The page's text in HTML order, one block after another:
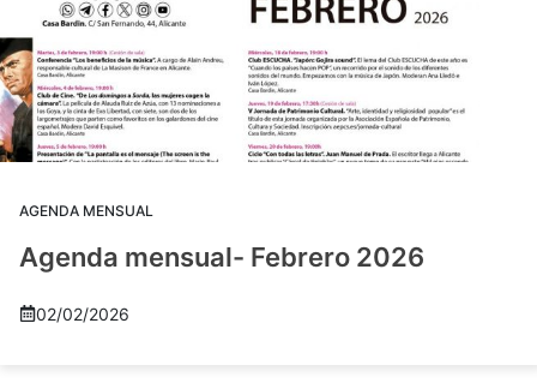
AGENDA MENSUAL
Agenda mensual- Febrero 2026
02/02/2026